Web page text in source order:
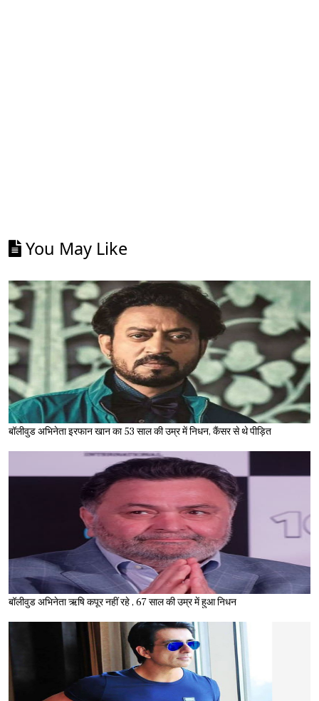
You May Like
बॉलीवुड अभिनेता इरफान खान का 53 साल की उम्र में निधन, कैंसर से थे पीड़ित
बॉलीवुड अभिनेता ऋषि कपूर नहीं रहे , 67 साल की उम्र में हुआ निधन